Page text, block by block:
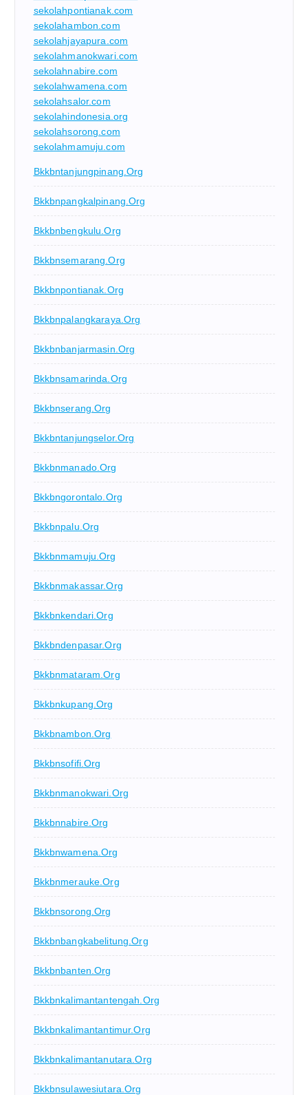
sekolahpontianak.com
sekolahambon.com
sekolahjayapura.com
sekolahmanokwari.com
sekolahnabire.com
sekolahwamena.com
sekolahsalor.com
sekolahindonesia.org
sekolahsorong.com
sekolahmamuju.com
Bkkbntanjungpinang.org
Bkkbnpangkalpinang.org
Bkkbnbengkulu.org
Bkkbnsemarang.org
Bkkbnpontianak.org
Bkkbnpalangkaraya.org
Bkkbnbanjarmasin.org
Bkkbnsamarinda.org
Bkkbnserang.org
Bkkbntanjungselor.org
Bkkbnmanado.org
Bkkbngorontalo.org
Bkkbnpalu.org
Bkkbnmamuju.org
Bkkbnmakassar.org
Bkkbnkendari.org
Bkkbndenpasar.org
Bkkbnmataram.org
Bkkbnkupang.org
Bkkbnambon.org
Bkkbnsofifi.org
Bkkbnmanokwari.org
Bkkbnnabire.org
Bkkbnwamena.org
Bkkbnmerauke.org
Bkkbnsorong.org
Bkkbnbangkabelitung.org
Bkkbnbanten.org
Bkkbnkalimantantengah.org
Bkkbnkalimantantimur.org
Bkkbnkalimantanutara.org
Bkkbnsulawesiutara.org